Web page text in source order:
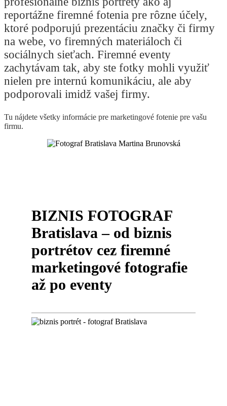
reportážne firemné fotenia pre rôzne účely,
ktoré podporujú prezentáciu značky či firmy
na webe, vo firemných materiáloch či
sociálnych sieťach. Firemné eventy
zachytávam tak, aby ste fotky mohli využiť
nielen pre internú komunikáciu, ale aby
podporovali imidž vašej firmy.
Tu nájdete všetky informácie pre marketingové fotenie pre vašu
firmu.
BIZNIS FOTOGRAF
Bratislava – od biznis
portrétov cez firemné
marketingové fotografie
až po eventy